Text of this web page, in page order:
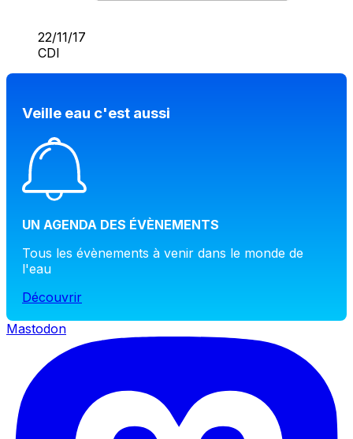
22/11/17
CDI
Veille eau c'est aussi
UN AGENDA DES ÉVÈNEMENTS
Tous les évènements à venir dans le monde de
l'eau
Découvrir
Mastodon